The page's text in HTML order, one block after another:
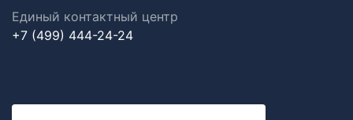
Единый контактный центр
+7 (499) 444-24-24